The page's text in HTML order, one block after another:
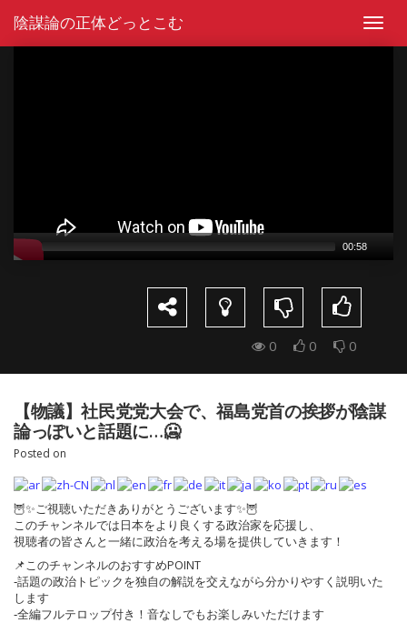
陰謀論の正体どっとこむ
00:58
0 0 0
【物議】社民党党大会で、福島党首の挨拶が陰謀
論っぽいと話題に…🥶
Posted on
🦉✨ご視聴いただきありがとうございます✨🦉
このチャンネルでは日本をより良くする政治家を応援し、
視聴者の皆さんと一緒に政治を考える場を提供していきます！
📌このチャンネルのおすすめPOINT
‐話題の政治トピックを独自の解説を交えながら分かりやすく説明いた
します
‐全編フルテロップ付き！音なしでもお楽しみいただけます